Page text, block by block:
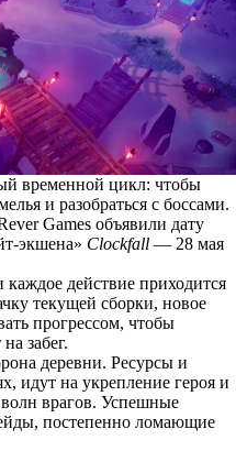
временной цикл: чтобы
и разобраться с боссами.
Games объявили дату
экшена» Clockfall — 28 мая
действие приходится
текущей сборки, новое
прогрессом, чтобы
забег.
деревни. Ресурсы и
идут на укрепление героя и
волн врагов. Успешные
постепенно ломающие